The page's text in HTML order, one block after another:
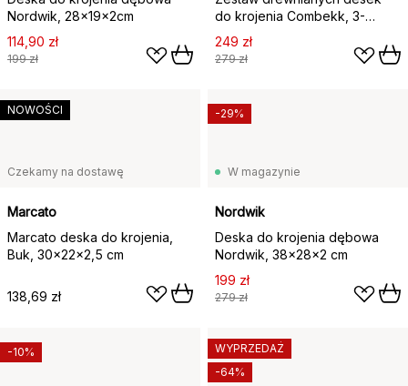
Nordwik, 28x19x2cm
114,90 zł
199 zł
do krojenia Combekk, 3-
częściowy, Czarny
249 zł
279 zł
Czekamy na dostawę
Marcato
Marcato deska do krojenia,
Buk, 30x22x2,5 cm
138,69 zł
NOWOŚCI
W magazynie
Nordwik
Deska do krojenia dębowa
Nordwik, 38x28x2 cm
199 zł
279 zł
-29%
-10%
WYPRZEDAŻ
-64%